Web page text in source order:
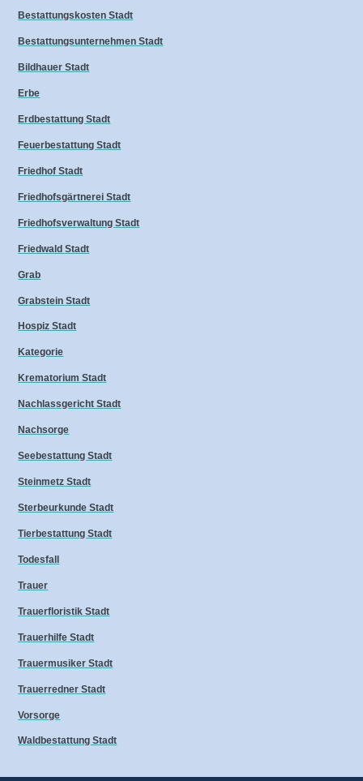
Bestattungskosten Stadt
Bestattungsunternehmen Stadt
Bildhauer Stadt
Erbe
Erdbestattung Stadt
Feuerbestattung Stadt
Friedhof Stadt
Friedhofsgärtnerei Stadt
Friedhofsverwaltung Stadt
Friedwald Stadt
Grab
Grabstein Stadt
Hospiz Stadt
Kategorie
Krematorium Stadt
Nachlassgericht Stadt
Nachsorge
Seebestattung Stadt
Steinmetz Stadt
Sterbeurkunde Stadt
Tierbestattung Stadt
Todesfall
Trauer
Trauerfloristik Stadt
Trauerhilfe Stadt
Trauermusiker Stadt
Trauerredner Stadt
Vorsorge
Waldbestattung Stadt